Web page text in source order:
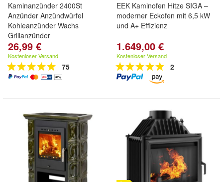
Kaminanzünder 2400St
Anzünder Anzündwürfel
Kohleanzünder Wachs
Grillanzünder
26,99 €
Kostenloser Versand
75
EEK Kaminofen Hitze SIGA –
moderner Eckofen mit 6,5 kW
und A+ Effizienz
1.649,00 €
Kostenloser Versand
2